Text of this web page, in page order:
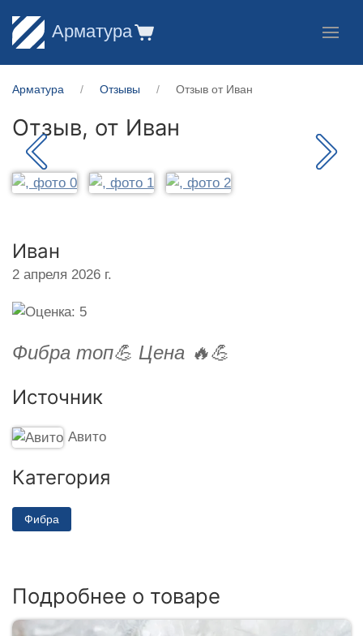
Арматура
Арматура Отзывы Отзыв от Иван
Отзыв, от Иван
Иван
2 апреля 2026 г.
Фибра топ💪 Цена 🔥💪
Источник
Авито
Категория
Фибра
Подробнее о товаре